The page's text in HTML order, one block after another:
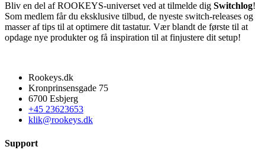
Bliv en del af ROOKEYS-universet ved at tilmelde dig Switchlog!
Som medlem får du eksklusive tilbud, de nyeste switch-releases og
masser af tips til at optimere dit tastatur. Vær blandt de første til at
opdage nye produkter og få inspiration til at finjustere dit setup!
Rookeys.dk
Kronprinsensgade 75
6700 Esbjerg
+45 23623653
klik@rookeys.dk
Support